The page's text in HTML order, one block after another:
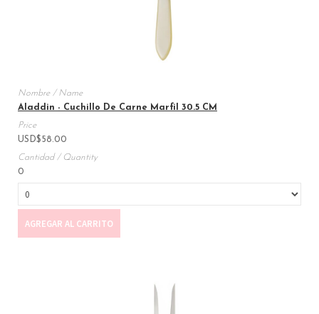
Aladdin - Cuchillo De Carne Marfil 30.5 CM
USD$58.00
0
AGREGAR AL CARRITO